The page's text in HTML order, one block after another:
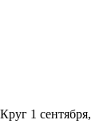
1 сентября,